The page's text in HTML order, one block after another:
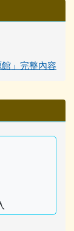
」完整內容